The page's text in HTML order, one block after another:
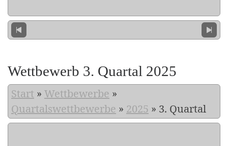
Wettbewerb 3. Quartal 2025
Start » Wettbewerbe »
Quartalswettbewerbe » 2025 » 3. Quartal